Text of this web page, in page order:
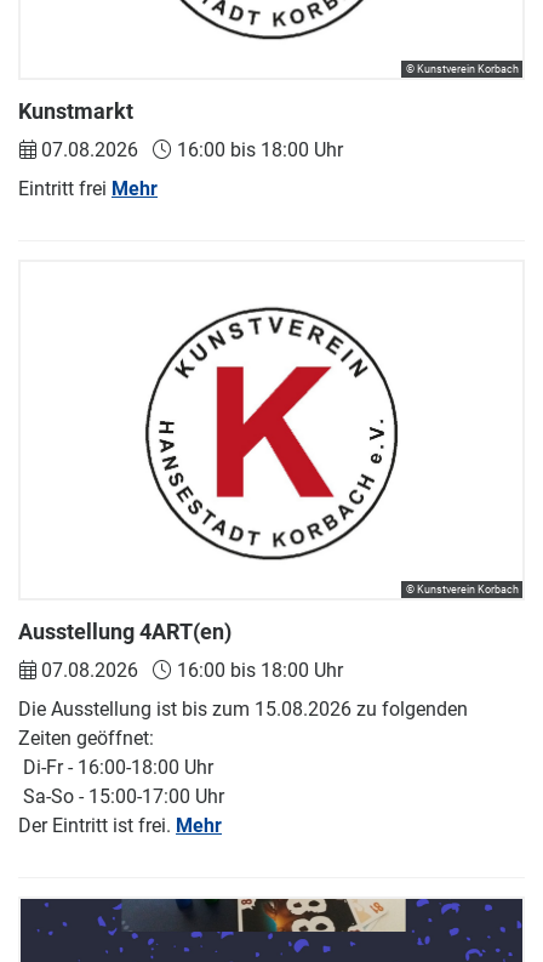
Kunstmarkt
07.08.2026
16:00 bis 18:00 Uhr
Eintritt frei Mehr
© Kunstverein Korbach
Ausstellung 4ART(en)
07.08.2026
16:00 bis 18:00 Uhr
Die Ausstellung ist bis zum 15.08.2026 zu folgenden
Zeiten geöffnet:
Di-Fr - 16:00-18:00 Uhr
Sa-So - 15:00-17:00 Uhr
Der Eintritt ist frei. Mehr
© Kunstverein Korbach